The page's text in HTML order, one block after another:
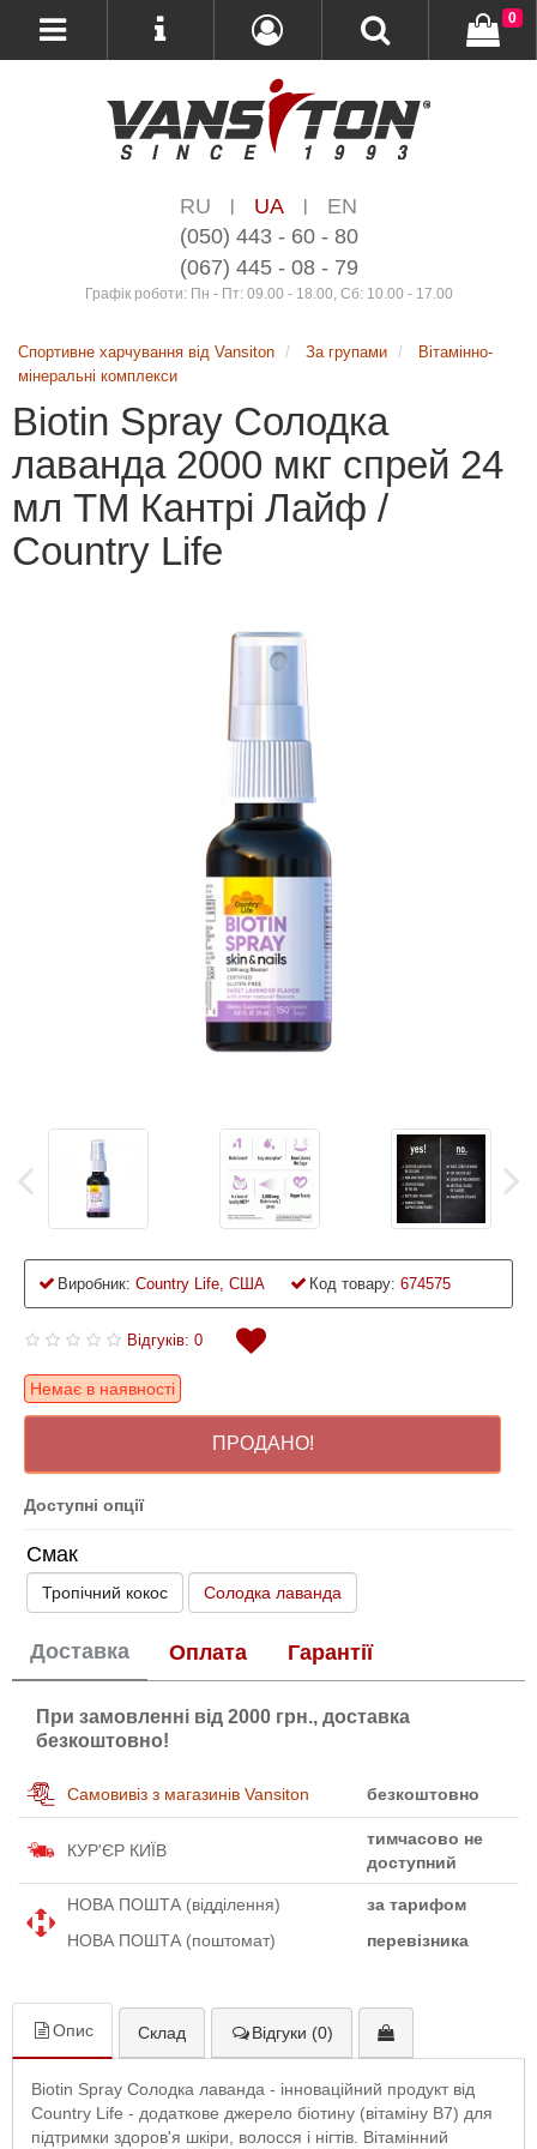
RU | UA |
EN
(050) 443 - 60 - 80
(067) 445 - 08 - 79
Графік роботи: Пн - Пт: 09.00 - 18.00, Сб: 10.00 - 17.00
0
Спортивне харчування від Vansiton За групами
Вітамінно-
мінеральні комплекси
Biotin Spray Cолодка
лаванда 2000 мкг спрей 24
мл ТМ Кантрі Лайф /
Country Life
Виробник: Country Life, США Код товару: 674575
Відгуків: 0
Немає в наявності
ПРОДАНО!
Доступні опції
Смак
Тропічний кокос Солодка лаванда
Доставка Оплата Гарантії
При замовленні від 2000 грн., доставка
безкоштовно!
Самовивіз з магазинів Vansiton безкоштовно
КУР'ЄР КИЇВ
тимчасово не
доступний
НОВА ПОШТА (відділення)
за тарифом
НОВА ПОШТА (поштомат)
перевізника
Опис Склад Відгуки (0)
Biotin Spray Солодка лаванда - інноваційний продукт від
Country Life - додаткове джерело біотину (вітаміну В7) для
підтримки здоров'я шкіри, волосся і нігтів. Вітамінний